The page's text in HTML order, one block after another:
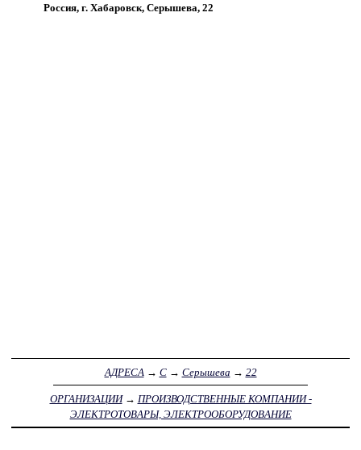
Россия, г. Хабаровск, Серышева, 22
АДРЕСА → С→ Серышева → 22
ОРГАНИЗАЦИИ→ ПРОИЗВОДСТВЕННЫЕ КОМПАНИИ -
ЭЛЕКТРОТОВАРЫ, ЭЛЕКТРООБОРУДОВАНИЕ